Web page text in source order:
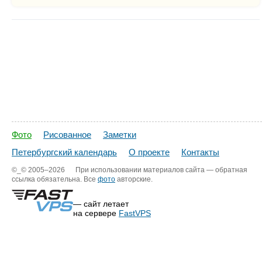
Фото Рисованное
Заметки
Петербургский календарь
О проекте Контакты
©_© 2005–2026
При использовании материалов сайта — обратная
ссылка обязательна. Все фото авторские.
— сайт летает
на сервере FastVPS